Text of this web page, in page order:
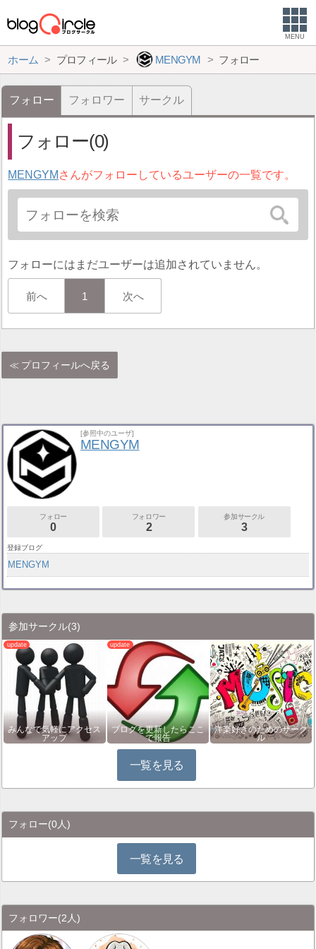
MENU
ホーム プロフィール MENGYM フォロー
フォロー フォロワー サークル
フォロー(0)
MENGYM さんがフォローしているユーザーの一覧です。
フォローにはまだユーザーは追加されていません。
前へ 1 次へ
プロフィールへ戻る
[参照中のユーザ]
MENGYM
フォロー
0
フォロワー
2
参加サークル
3
登録ブログ
MENGYM
参加サークル(3)
みんなで気軽にアクセス
アップ
ブログを更新したらここ
で報告
洋楽好きのためのサーク
ル
一覧を見る
フォロー(0人)
一覧を見る
フォロワー(2人)